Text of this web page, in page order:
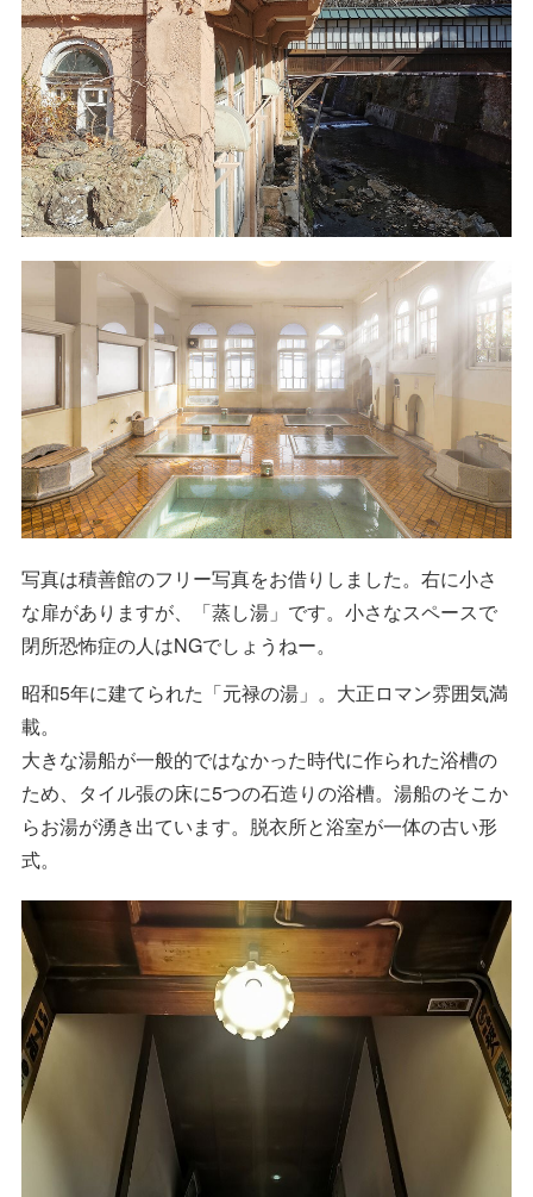
写真は積善館のフリー写真をお借りしました。右に小さ
な扉がありますが、「蒸し湯」です。小さなスペースで
閉所恐怖症の人はNGでしょうねー。
昭和5年に建てられた「元禄の湯」。大正ロマン雰囲気満
載。
大きな湯船が一般的ではなかった時代に作られた浴槽の
ため、タイル張の床に5つの石造りの浴槽。湯船のそこか
らお湯が湧き出ています。脱衣所と浴室が一体の古い形
式。